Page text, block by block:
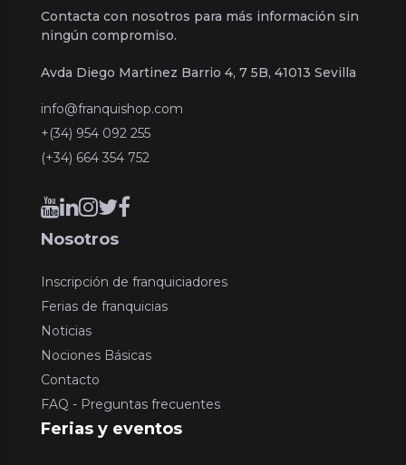
Contacta con nosotros para más información sin
ningún compromiso.
Avda Diego Martinez Barrio 4, 7 5B, 41013 Sevilla
info@franquishop.com
+(34) 954 092 255
(+34) 664 354 752
Nosotros
Inscripción de franquiciadores
Ferias de franquicias
Noticias
Nociones Básicas
Contacto
FAQ - Preguntas frecuentes
Ferias y eventos